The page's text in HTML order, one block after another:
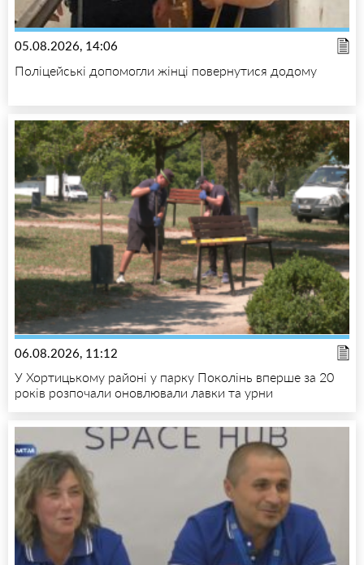
05.08.2026, 14:06
Поліцейські допомогли жінці повернутися додому
06.08.2026, 11:12
У Хортицькому районі у парку Поколінь вперше за 20
років розпочали оновлювали лавки та урни